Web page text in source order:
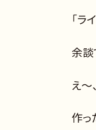
「
余談
え～
作っ